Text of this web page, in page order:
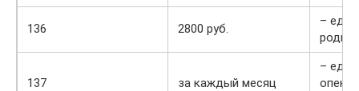
136 2800 руб.
–
137 за каждый месяц
–